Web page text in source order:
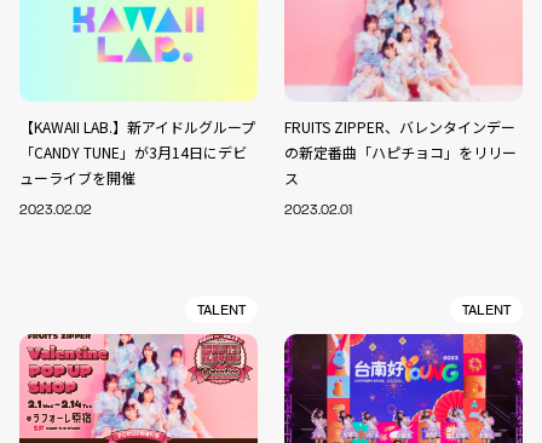
【KAWAII LAB.】新アイドルグループ
「CANDY TUNE」が3月14日にデビ
ューライブを開催
2023.02.02
FRUITS ZIPPER、バレンタインデー
の新定番曲「ハピチョコ」をリリー
ス
2023.02.01
TALENT TALENT